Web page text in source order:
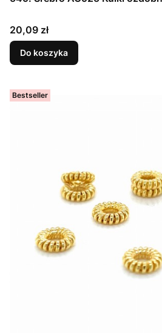
Cena
20,09 zł
Do koszyka
Bestseller